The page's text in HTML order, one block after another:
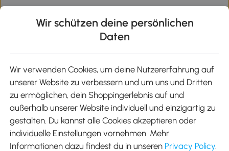
Aosom-App
Google Play
Wir schützen deine persönlichen
Daten
Wir verwenden Cookies, um deine Nutzererfahrung auf
unserer Website zu verbessern und um uns und Dritten
zu ermöglichen, dein Shoppingerlebnis auf und
außerhalb unserer Website individuell und einzigartig zu
gestalten. Du kannst alle Cookies akzeptieren oder
individuelle Einstellungen vornehmen. Mehr
Informationen dazu findest du in unseren Privacy Policy.